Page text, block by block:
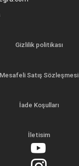
Gizlilik politikası
Mesafeli Satış Sözleşmesi
İade Koşulları
İletisim